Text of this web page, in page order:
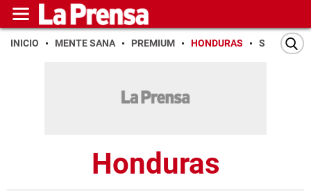
INICIO MENTE SANA PREMIUM HONDURAS SAN PEDRO
Honduras